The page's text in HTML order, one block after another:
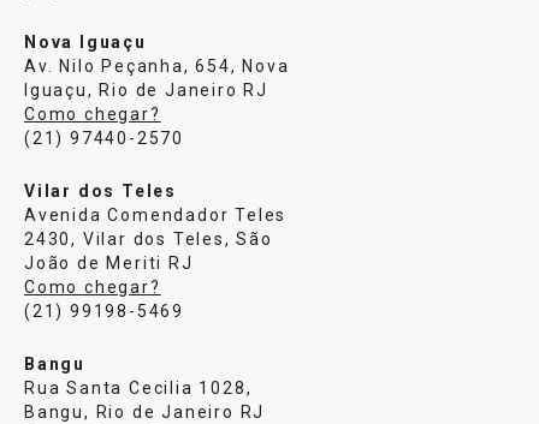
Nova Iguaçu
Av. Nilo Peçanha, 654, Nova
Iguaçu, Rio de Janeiro RJ
Como chegar?
(21) 97440-2570
Vilar dos Teles
Avenida Comendador Teles
2430, Vilar dos Teles, São
João de Meriti RJ
Como chegar?
(21) 99198-5469
Bangu
Rua Santa Cecilia 1028,
Bangu, Rio de Janeiro RJ